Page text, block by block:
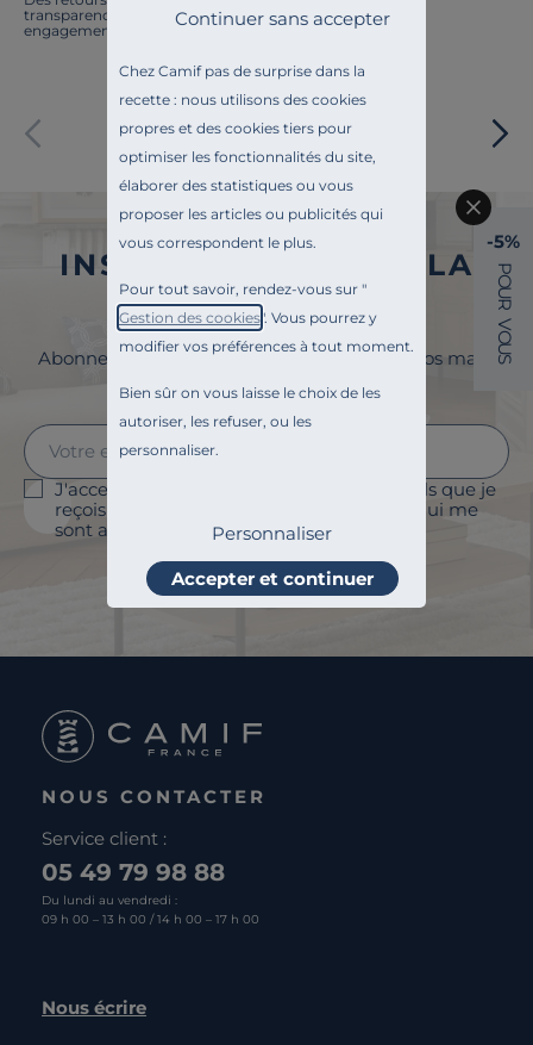
Chez Camif pas de surprise dans la
recette : nous utilisons des cookies
propres et des cookies tiers pour
optimiser les fonctionnalités du site,
élaborer des statistiques ou vous
proposer les articles ou publicités qui
vous correspondent le plus.
Pour tout savoir, rendez-vous sur "
Gestion des cookies". Vous pourrez y
modifier vos préférences à tout moment.
Bien sûr on vous laisse le choix de les
autoriser, les refuser, ou les
personnaliser.
Continuer sans accepter
Personnaliser
Accepter et continuer
transparence, l'amélioration continue fait partie de nos
engagements.
Paiement sécurisé
INSCRIVEZ-VOUS À LA
NEWSLETTER
Abonnez-vous à la newsletter et surveillez vos mails
J'accepte le suivi des ouvertures des emails que je
reçois afin de personnaliser les contenus qui me
sont adressés et à des fins statistiques.
Je m'abonne
NOUS CONTACTER
Service client :
05 49 79 98 88
Du lundi au vendredi :
09 h 00 – 13 h 00 / 14 h 00 – 17 h 00
Nous écrire
-5%
P
O
U
R
V
O
U
S